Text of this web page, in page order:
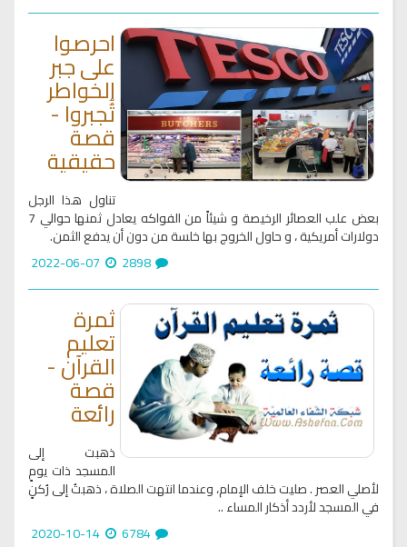
احرصوا
على جبر
الخواطر
تُُجبروا -
قصة
حقيقية
تناول هذا الرجل
بعض علب العصائر الرخيصة و شيئاً من الفواكه يعادل ثمنها حوالي 7
دولارات أمريكية ، و حاول الخروج بها خلسة من دون أن يدفع الثمن.
ثمرة
تعليم
القرآن -
قصة
رائعة
ذهبت إلى
المسجد ذات يومٍ
لأصلي العصر . صليت خلف الإمام، وعندما انتهت الصلاة ، ذهبتُ إلى رُكنٍ
في المسجد لأردد أذكار المساء ..